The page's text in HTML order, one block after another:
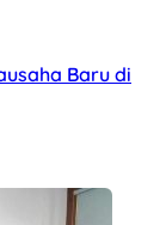
Baru di